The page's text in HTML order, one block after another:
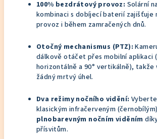
100% bezdrátový provoz: Solární
kombinaci s dobíjecí baterií
provoz i během zamračených dnů.
Otočný mechanismus (PTZ):
dálkově otáčet přes mobilní aplikaci
horizontálně a 90° vertikálně), takže
žádný mrtvý úhel.
Dva režimy nočního vidění:
klasickým infračerveným
plnobarevným nočním viděním
přísvitům.